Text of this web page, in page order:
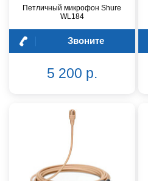
Петличный микрофон Shure
WL184
Звоните
5 200 р.